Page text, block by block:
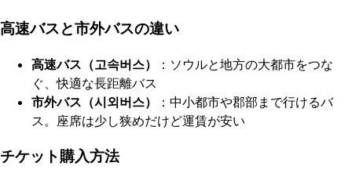
高速バスと市外バスの違い
高速バス（고속버스）
：ソウルと地方の大都市をつな
ぐ、快適な長距離バス
市外バス（시외버스）
：中小都市や郡部まで行けるバ
ス。座席は少し狭めだけど運賃が安い
チケット購入方法